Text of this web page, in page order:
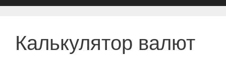
Калькулятор валют